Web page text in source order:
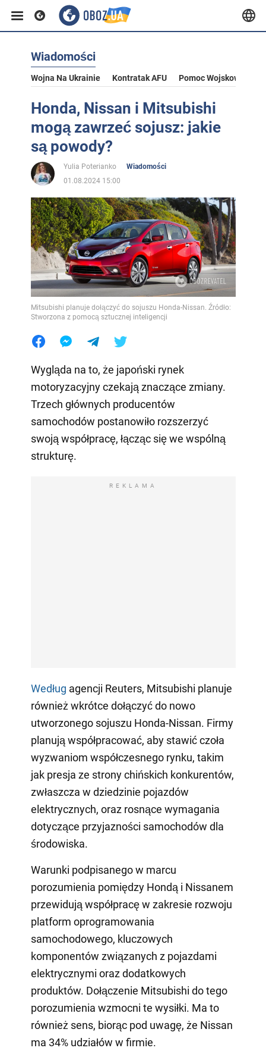
Wiadomości
Wojna Na Ukrainie Kontratak AFU Pomoc Wojskowa Dla
Honda, Nissan i Mitsubishi
mogą zawrzeć sojusz: jakie
są powody?
Yulia Poterianko
Wiadomości
01.08.2024 15:00
Mitsubishi planuje dołączyć do sojuszu Honda-Nissan. Źródło:
Stworzona z pomocą sztucznej inteligencji
Wygląda na to, że japoński rynek
motoryzacyjny czekają znaczące zmiany.
Trzech głównych producentów
samochodów postanowiło rozszerzyć
swoją współpracę, łącząc się we wspólną
strukturę.
REKLAMA
Według agencji Reuters, Mitsubishi planuje
również wkrótce dołączyć do nowo
utworzonego sojuszu Honda-Nissan. Firmy
planują współpracować, aby stawić czoła
wyzwaniom współczesnego rynku, takim
jak presja ze strony chińskich konkurentów,
zwłaszcza w dziedzinie pojazdów
elektrycznych, oraz rosnące wymagania
dotyczące przyjazności samochodów dla
środowiska.
Warunki podpisanego w marcu
porozumienia pomiędzy Hondą i Nissanem
przewidują współpracę w zakresie rozwoju
platform oprogramowania
samochodowego, kluczowych
komponentów związanych z pojazdami
elektrycznymi oraz dodatkowych
produktów. Dołączenie Mitsubishi do tego
porozumienia wzmocni te wysiłki. Ma to
również sens, biorąc pod uwagę, że Nissan
ma 34% udziałów w firmie.